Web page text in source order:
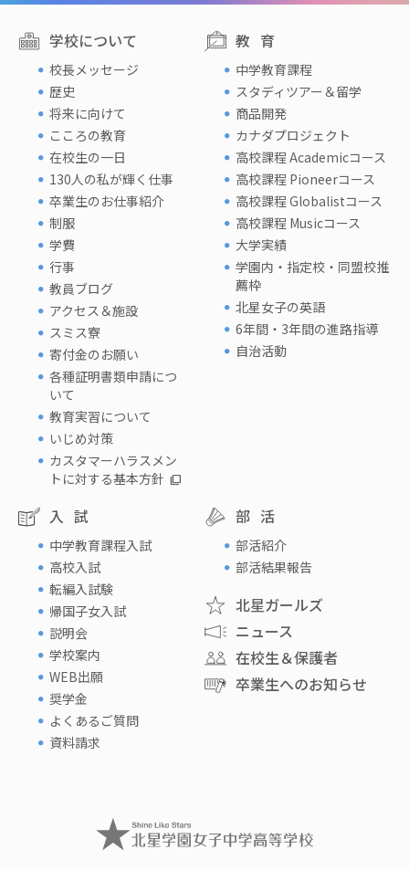
学校について
校長メッセージ
歴史
将来に向けて
こころの教育
在校生の一日
130人の私が輝く仕事
卒業生のお仕事紹介
制服
学費
行事
教員ブログ
アクセス＆施設
スミス寮
寄付金のお願い
各種証明書類申請につ
いて
教育実習について
いじめ対策
カスタマーハラスメン
トに対する基本方針
教育
中学教育課程
スタディツアー＆留学
商品開発
カナダプロジェクト
高校課程 Academicコース
高校課程 Pioneerコース
高校課程 Globalistコース
高校課程 Musicコース
大学実績
学園内・指定校・同盟校推
薦枠
北星女子の英語
6年間・3年間の進路指導
自治活動
入試
中学教育課程入試
高校入試
転編入試験
帰国子女入試
説明会
学校案内
WEB出願
奨学金
よくあるご質問
資料請求
部活
部活紹介
部活結果報告
北星ガールズ
ニュース
在校生＆保護者
卒業生へのお知らせ